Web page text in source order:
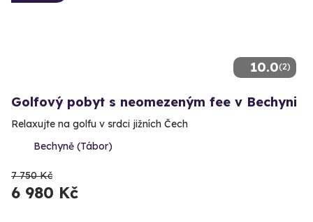
10.0(2)
Golfový pobyt s neomezeným fee v Bechyni
Relaxujte na golfu v srdci jižních Čech
Bechyně (Tábor)
7 750 Kč
6 980 Kč